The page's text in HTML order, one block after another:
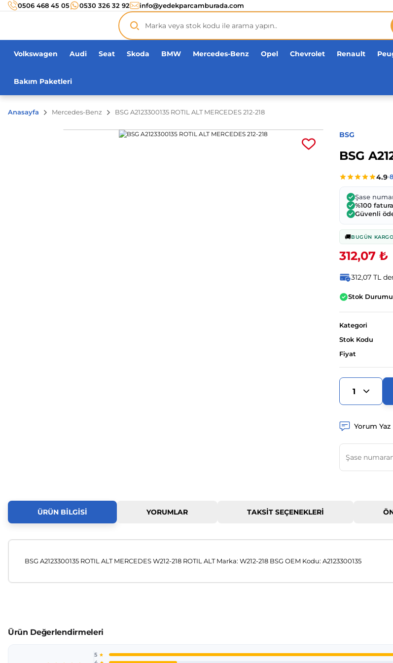
Türkiye’nin her noktasına 3000 TL ve üzerikargo ücretsiz!
Orijinal ürün
Üç yüz yirmi bin ürünadeti!
0506 468 45 05 0530 326 32 92 info@yedekparcamburada.com
Volkswagen Audi Seat Skoda BMW Mercedes-Benz Opel Chevrolet Renault
Bakım Paketleri
Anasayfa Mercedes-Benz BSG A2123300135 ROTIL ALT MERCEDES 212-218
BSG
BSG
Şase
%100
Güvenli
🚚BUGÜN KARGO
312,07 ₺
312,07 TL
Stok
Kategori
Stok Kodu
Fiyat
Yorum Yaz
ÜRÜN BILGISI YORUMLAR TAKSIT SEÇENEKLERI
BSG A2123300135 ROTIL ALT MERCEDES W212-218 ROTIL ALT Marka: W212-218 BSG OEM Kodu: A2123300135
Ürün açıklamasında eksik bilgiler bulunuyor.